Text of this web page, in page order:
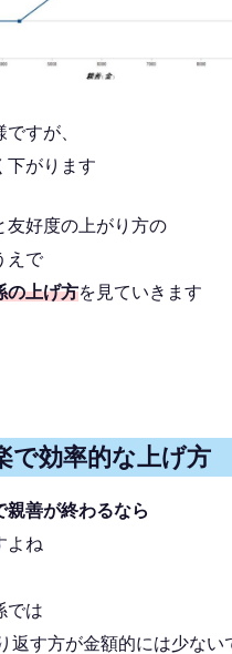
すが、
下がります
友好度の上がり方の
えで
の上げ方を見ていきます
で効率的な上げ方
親善が終わるなら
よね
では
返す方が金額的には少ない